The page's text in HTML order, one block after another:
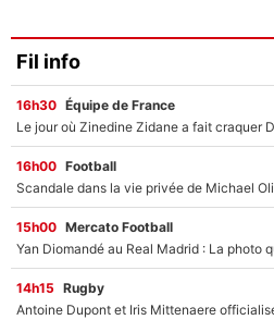
Fil info
16h30 Équipe de France
16h00 Football
15h00 Mercato Football
Yan Diomandé au Real Madrid : La photo
14h15 Rugby